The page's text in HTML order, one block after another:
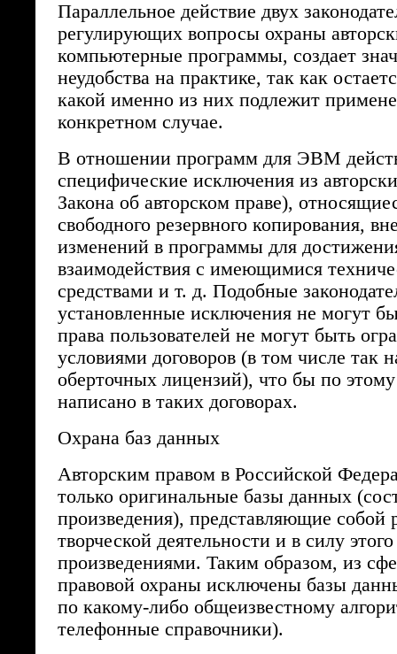
Параллельное действие двух
регулирующих вопросы охраны
компьютерные программы, создает
неудобства на практике, так как
какой именно из них подлежит
конкретном случае.
В отношении программ для ЭВМ
специфические исключения из
Закона об авторском праве),
свободного резервного копирования,
изменений в программы для
взаимодействия с имеющимися
средствами и т. д. Подобные
установленные исключения не могут
права пользователей не могут быть
условиями договоров (в том числе так
оберточных лицензий), что бы по
написано в таких договорах.
Охрана баз данных
Авторским правом в Российской
только оригинальные базы данных
произведения), представляющие собой
творческой деятельности и в силу
произведениями. Таким образом, из
правовой охраны исключены базы
по какому-либо общеизвестному
телефонные справочники).